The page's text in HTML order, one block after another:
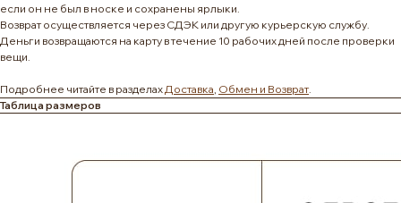
если он не был в носке и сохранены ярлыки.
Возврат осуществляется через СДЭК или другую курьерскую службу.
Деньги возвращаются на карту в течение 10 рабочих дней после проверки
вещи.
Подробнее читайте в разделах Доставка Обмен и Возврат.
Таблица размеров